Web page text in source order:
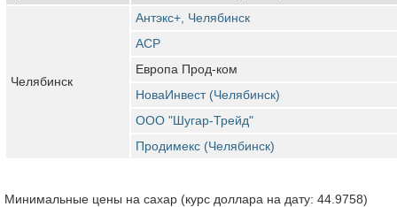
Челябинск
Антэкс+, Челябинск
АСР
Европа Прод-ком
НоваИнвест (Челябинск)
ООО "Шугар-Трейд"
Продимекс (Челябинск)
Минимальные цены на сахар (курс доллара на дату: 44.9758)